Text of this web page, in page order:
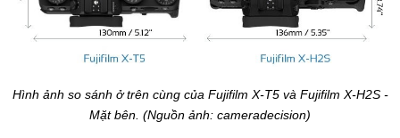
Hình ảnh so sánh ở trên cùng của Fujifilm X-T5 và Fujifilm X-H2S -
Mặt bên. (Nguồn ảnh: cameradecision)